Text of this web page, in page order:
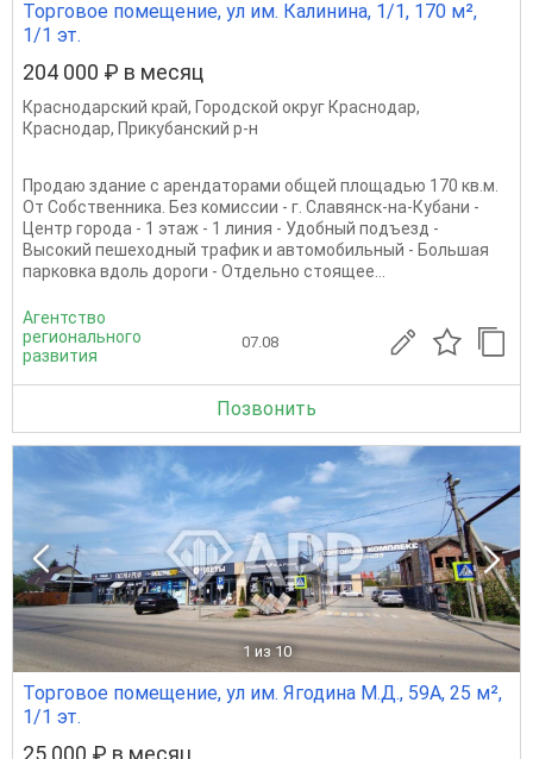
Торговое помещение, ул им. Калинина, 1/1, 170 м²,
1/1 эт.
204 000 ₽ в месяц
Краснодарский край, Городской округ Краснодар,
Краснодар, Прикубанский р-н
Продаю здание с арендаторами общей площадью 170 кв.м.
От Собственника. Без комиссии - г. Славянск-на-Кубани -
Центр города - 1 этаж - 1 линия - Удобный подъезд -
Высокий пешеходный трафик и автомобильный - Большая
парковка вдоль дороги - Отдельно стоящее...
Агентство
регионального
развития
07.08
Позвонить
1 из 10
Торговое помещение, ул им. Ягодина М.Д., 59А, 25 м²,
1/1 эт.
25 000 ₽ в месяц